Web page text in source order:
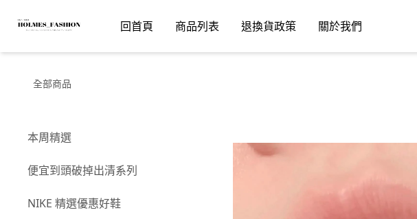
回首頁 商品列表 退換貨政策 關於我們
全部商品
本周精選
便宜到頭破掉出清系列
NIKE 精選優惠好鞋